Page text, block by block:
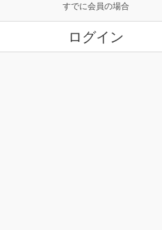
すでに会員の場合
ログイン